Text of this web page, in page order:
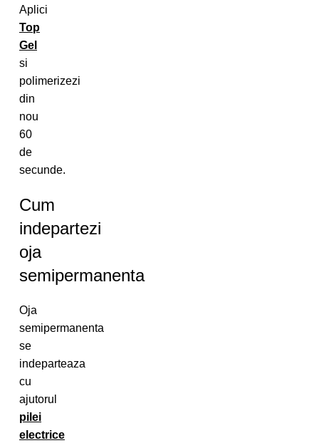
Aplici
Top
Gel
si
polimerizezi
din
nou
60
de
secunde.
Cum
indepartezi
oja
semipermanenta
Oja
semipermanenta
se
indeparteaza
cu
ajutorul
pilei
electrice